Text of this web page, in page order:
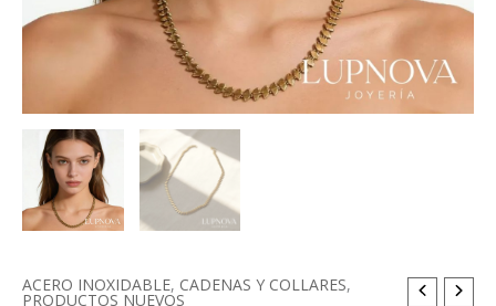
ACERO INOXIDABLE, CADENAS Y COLLARES,
PRODUCTOS NUEVOS